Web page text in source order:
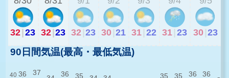
32|23 32|23 32 23 30 21 31 22 31 23 30 23
90日間気温(最高・最低気温)